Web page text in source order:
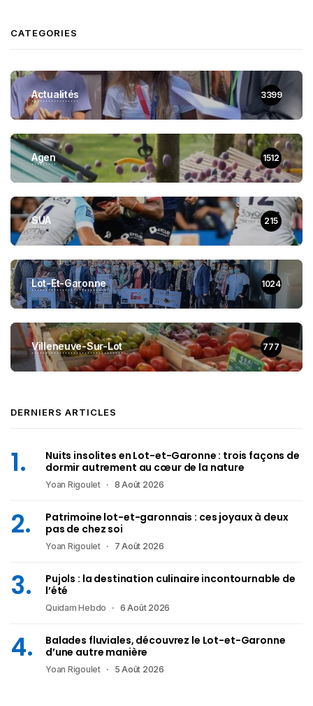
CATEGORIES
Actualités 3399
Agen 1512
SUA 215
Lot-Et-Garonne 1024
Villeneuve-Sur-Lot 777
DERNIERS ARTICLES
Nuits insolites en Lot-et-Garonne : trois façons de
dormir autrement au cœur de la nature
Yoan Rigoulet 8 Août 2026
Patrimoine lot-et-garonnais : ces joyaux à deux
pas de chez soi
Yoan Rigoulet 7 Août 2026
Pujols : la destination culinaire incontournable de
l’été
Quidam Hebdo 6 Août 2026
Balades fluviales, découvrez le Lot-et-Garonne
d’une autre manière
Yoan Rigoulet 5 Août 2026